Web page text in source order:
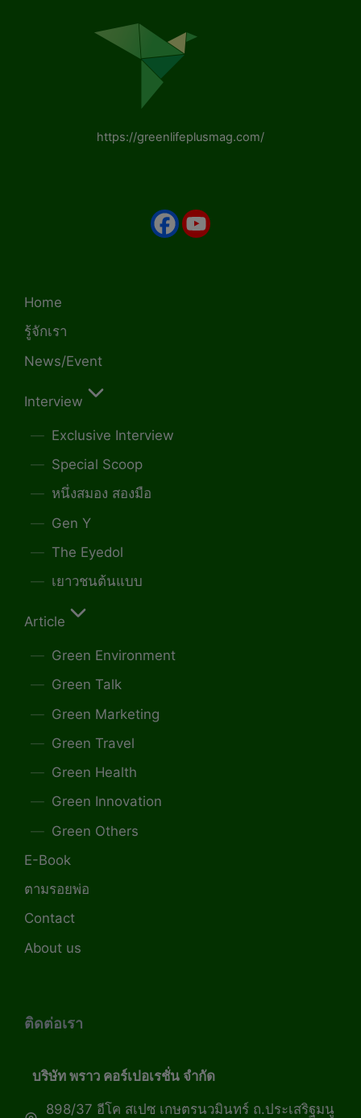
https://greenlifeplusmag.com/
Home
รู้จักเรา
News/Event
Interview
Exclusive Interview
Special Scoop
หนึ่งสมอง สองมือ
Gen Y
The Eyedol
เยาวชนต้นแบบ
Article
Green Environment
Green Talk
Green Marketing
Green Travel
Green Health
Green Innovation
Green Others
E-Book
ตามรอยพ่อ
Contact
About us
ติดต่อเรา
บริษัท พราว คอร์เปอเรชั่น จำกัด
898/37 อีโค สเปซ เกษตรนวมินทร์ ถ.ประเสริฐมนู